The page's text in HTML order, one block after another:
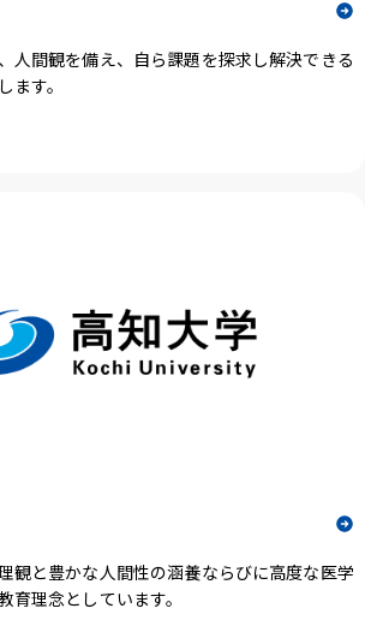
人間観を備え、自ら課題を探求し解決できる
す。
観と豊かな人間性の涵養ならびに高度な医学
育理念としています。